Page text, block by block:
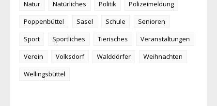
Natur
Natürliches Politik
Polizeimeldung
Poppenbüttel
Sasel Schule
Senioren
Sport
Sportliches Tierisches
Veranstaltungen
Verein
Volksdorf Walddörfer
Weihnachten
Wellingsbüttel